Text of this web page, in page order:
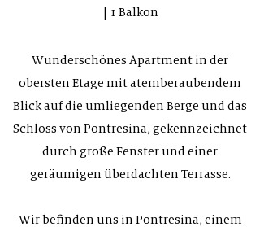
| 1 Balkon
Wunderschönes Apartment in der
obersten Etage mit atemberaubendem
Blick auf die umliegenden Berge und das
Schloss von Pontresina, gekennzeichnet
durch große Fenster und einer
geräumigen überdachten Terrasse.
Wir befinden uns in Pontresina, einem